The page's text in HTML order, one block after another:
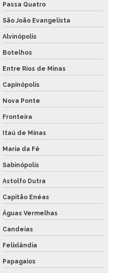
Passa Quatro
São João Evangelista
Alvinópolis
Botelhos
Entre Rios de Minas
Capinópolis
Nova Ponte
Fronteira
Itaú de Minas
Maria da Fé
Sabinópolis
Astolfo Dutra
Capitão Enéas
Águas Vermelhas
Candeias
Felixlândia
Papagaios